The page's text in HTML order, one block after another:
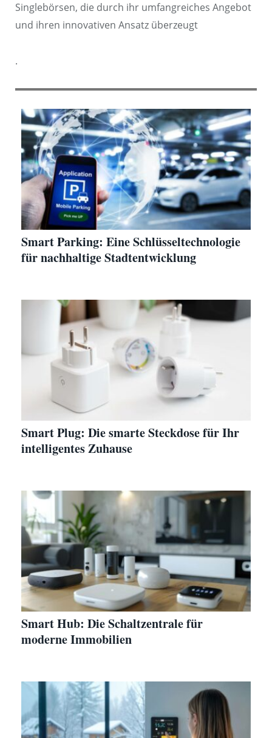
Singlebörsen, die durch ihr umfangreiches Angebot
und ihren innovativen Ansatz überzeugt
.
Smart Parking: Eine Schlüsseltechnologie
für nachhaltige Stadtentwicklung
Smart Plug: Die smarte Steckdose für Ihr
intelligentes Zuhause
Smart Hub: Die Schaltzentrale für
moderne Immobilien